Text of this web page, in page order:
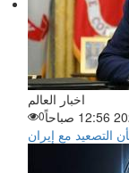
اخبار العالم
0
التصعيد مع إيران